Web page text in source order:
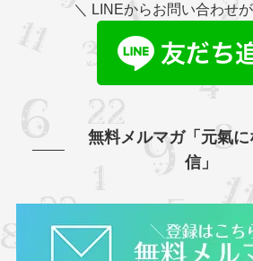
＼ LINEからお問い合わせ
無料メルマガ「元氣
信」